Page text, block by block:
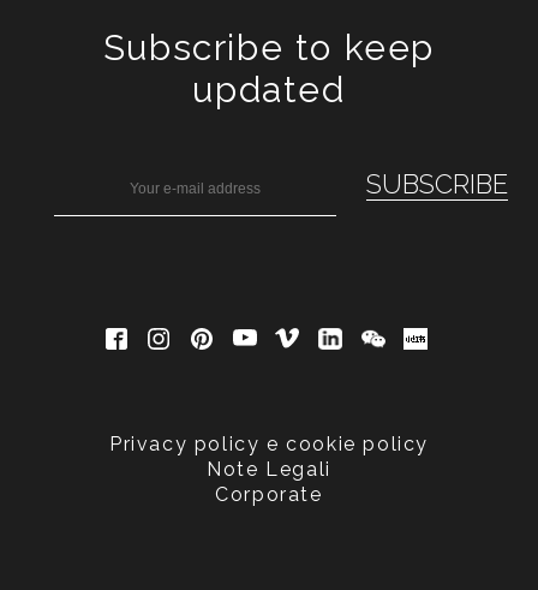
Subscribe to keep
updated
Privacy policy e cookie policy
Note Legali
Corporate